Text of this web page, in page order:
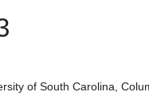
of South Carolina,